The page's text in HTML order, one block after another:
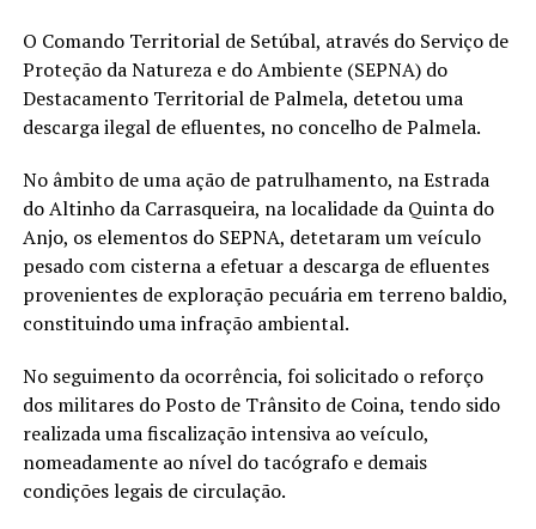
O Comando Territorial de Setúbal, através do Serviço de
Proteção da Natureza e do Ambiente (SEPNA) do
Destacamento Territorial de Palmela, detetou uma
descarga ilegal de efluentes, no concelho de Palmela.
No âmbito de uma ação de patrulhamento, na Estrada
do Altinho da Carrasqueira, na localidade da Quinta do
Anjo, os elementos do SEPNA, detetaram um veículo
pesado com cisterna a efetuar a descarga de efluentes
provenientes de exploração pecuária em terreno baldio,
constituindo uma infração ambiental.
No seguimento da ocorrência, foi solicitado o reforço
dos militares do Posto de Trânsito de Coina, tendo sido
realizada uma fiscalização intensiva ao veículo,
nomeadamente ao nível do tacógrafo e demais
condições legais de circulação.